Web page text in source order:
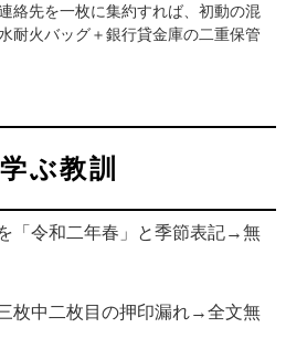
絡先を一枚に集約すれば、初動の混
耐火バッグ＋銀行貸金庫の二重保管
ぶ教訓
「令和二年春」と季節表記→無
枚中二枚目の押印漏れ→全文無